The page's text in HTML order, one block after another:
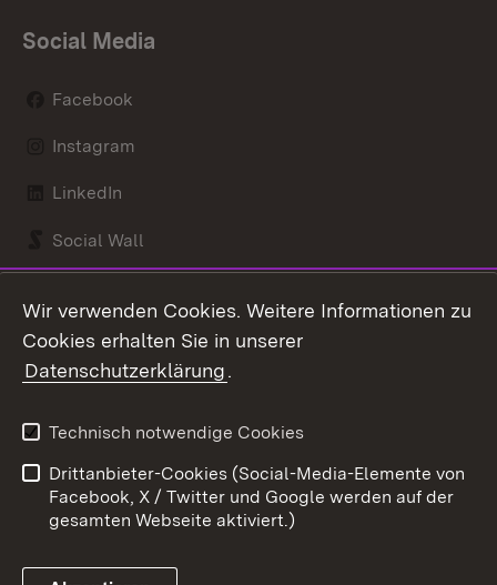
Social Media
Facebook
Instagram
LinkedIn
Social Wall
Kontakt
Barrierefreiheit
Impressum
Cookies
Wir verwenden Cookies. Weitere Informationen zu
Cookies erhalten Sie in unserer
Datenschutzerklärung.
Technisch notwendige Cookies
Drittanbieter-Cookies (Social-Media-Elemente von
Facebook, X / Twitter und Google werden auf der
gesamten Webseite aktiviert.)